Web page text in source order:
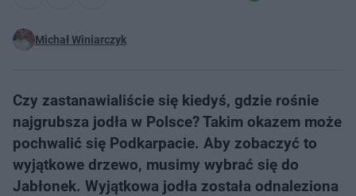
Michał Winiarczyk
Czy zastanawialiście się kiedyś, gdzie rośnie
najgrubsza jodła w Polsce? Takim okazem może
pochwalić się Podkarpacie. Aby zobaczyć to
wyjątkowe drzewo, musimy wybrać się do
Jabłonek. Wyjątkowa jodła została odnaleziona